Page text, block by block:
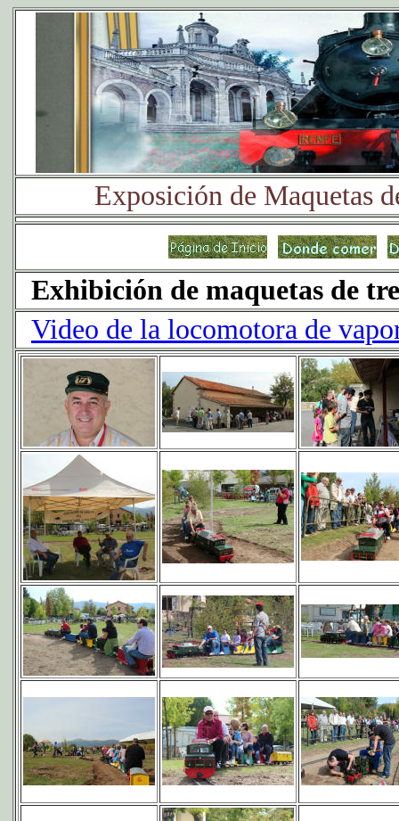
Exposición de Maquetas
Exhibición de maquetas de
Video de la locomotora de